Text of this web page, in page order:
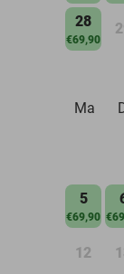
28
€69,90
Ma
5
€69,90
12